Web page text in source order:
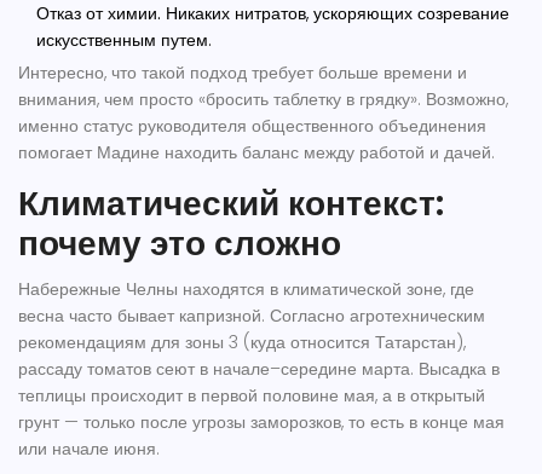
Отказ от химии. Никаких нитратов, ускоряющих созревание
искусственным путем.
Интересно, что такой подход требует больше времени и
внимания, чем просто «бросить таблетку в грядку». Возможно,
именно статус руководителя общественного объединения
помогает Мадине находить баланс между работой и дачей.
Климатический контекст:
почему это сложно
Набережные Челны находятся в климатической зоне, где
весна часто бывает капризной. Согласно агротехническим
рекомендациям для зоны 3 (куда относится Татарстан),
рассаду томатов сеют в начале–середине марта. Высадка в
теплицы происходит в первой половине мая, а в открытый
грунт — только после угрозы заморозков, то есть в конце мая
или начале июня.